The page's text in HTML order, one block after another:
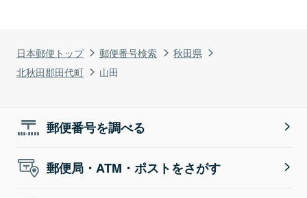
日本郵便トップ 郵便番号検索
秋田県
北秋田郡田代町
山田
郵便番号を調べる
郵便局・ATM・ポストをさがす